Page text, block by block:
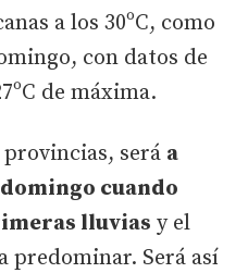
a los 30ºC, como
con datos de
de máxima.
será a
cuando
lluvias y el
predominar. Será así